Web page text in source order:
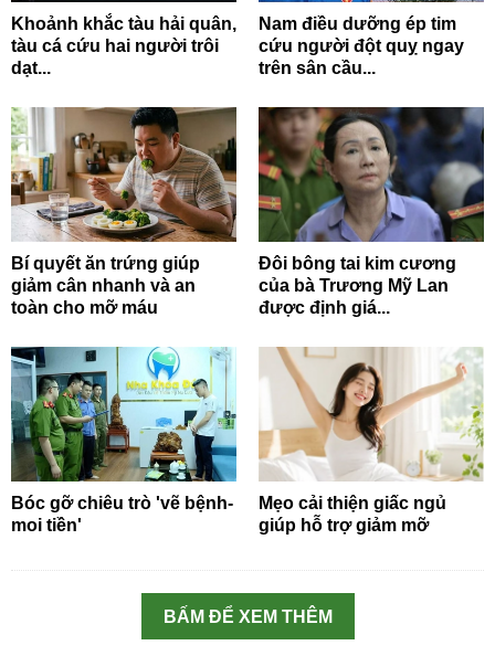
Khoảnh khắc tàu hải quân,
tàu cá cứu hai người trôi
dạt...
Nam điều dưỡng ép tim
cứu người đột quỵ ngay
trên sân cầu...
Bí quyết ăn trứng giúp
giảm cân nhanh và an
toàn cho mỡ máu
Đôi bông tai kim cương
của bà Trương Mỹ Lan
được định giá...
Bóc gỡ chiêu trò 'vẽ bệnh-
moi tiền'
Mẹo cải thiện giấc ngủ
giúp hỗ trợ giảm mỡ
BẤM ĐỂ XEM THÊM